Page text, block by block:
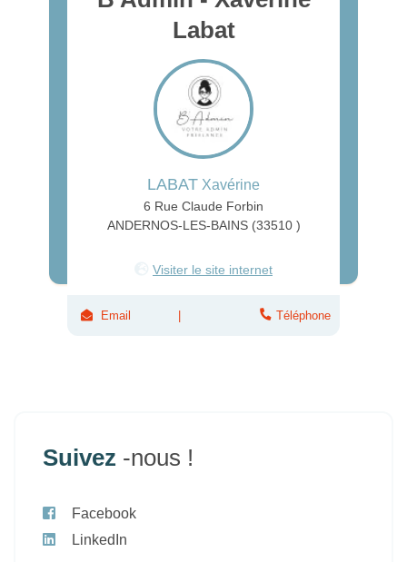
Labat
LABAT Xavérine
6 Rue Claude Forbin
ANDERNOS-LES-BAINS (33510 )
Visiter le site internet
Email Téléphone
Suivez -nous !
Facebook
LinkedIn